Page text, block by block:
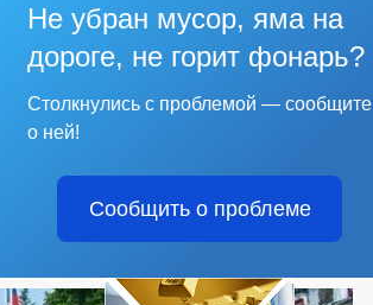
Не убран мусор, яма на
дороге, не горит фонарь?
Столкнулись с проблемой — сообщите
о ней!
Сообщить о проблеме